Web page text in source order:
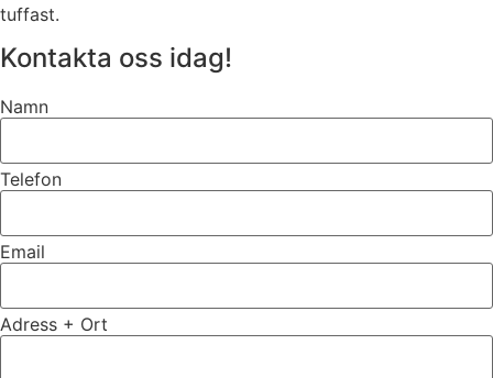
tuffast.
Kontakta oss idag!
Namn
Telefon
Email
Adress + Ort